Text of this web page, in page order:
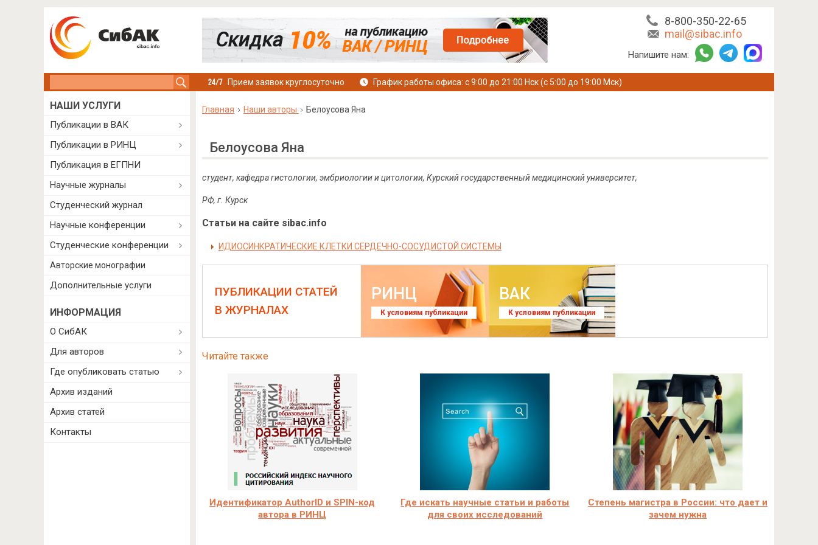
8-800-350-22-65
mail@sibac.info
Напишите нам:
Прием заявок круглосуточно График работы офиса: с 9:00 до 21:00 Нск (с 5:00 до 19:00 Мск)
Главная Наши авторы Белоусова Яна
Белоусова Яна
студент, кафедра гистологии, эмбриологии и цитологии, Курский государственный медицинский университет,
РФ, г. Курск
Статьи на сайте sibac.info
ИДИОСИНКРАТИЧЕСКИЕ КЛЕТКИ СЕРДЕЧНО-СОСУДИСТОЙ СИСТЕМЫ
ПУБЛИКАЦИИ СТАТЕЙ
В ЖУРНАЛАХ
РИНЦ
К условиям публикации
ВАК
К условиям публикации
Читайте также
Идентификатор AuthorID и SPIN-код
автора в РИНЦ
Где искать научные статьи и работы
для своих исследований
Степень магистра в России: что дает и
зачем нужна
НАШИ УСЛУГИ
Публикации в ВАК
Публикации в РИНЦ
Публикация в ЕГПНИ
Научные журналы
Студенческий журнал
Научные конференции
Студенческие конференции
Авторские монографии
Дополнительные услуги
ИНФОРМАЦИЯ
О СибАК
Для авторов
Где опубликовать статью
Архив изданий
Архив статей
Контакты